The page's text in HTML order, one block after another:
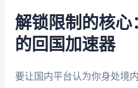
解锁限制的核心
的回国加速器
要让国内平台认为你身处境